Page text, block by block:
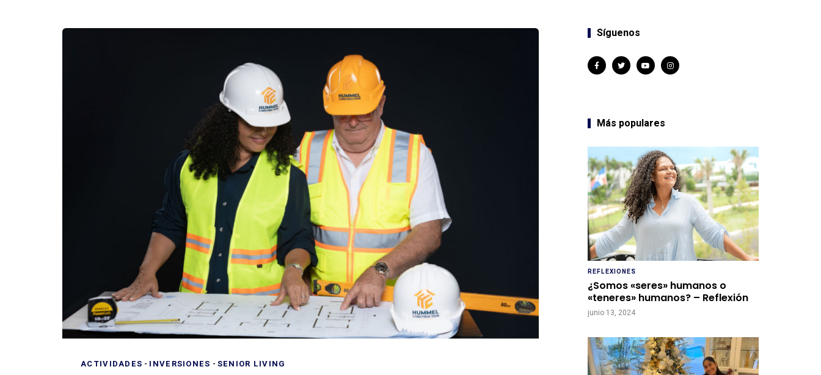
ACTIVIDADES - INVERSIONES - SENIOR LIVING
Síguenos
Más populares
REFLEXIONES
¿Somos «seres» humanos o
«teneres» humanos? – Reflexión
junio 13, 2024